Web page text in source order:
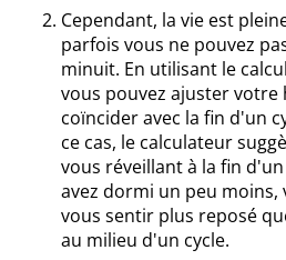
Cependant, la vie est
parfois vous ne pouvez
minuit. En utilisant le
vous pouvez ajuster
coïncider avec la fin d'un
ce cas, le calculateur
vous réveillant à la fin
avez dormi un peu
vous sentir plus reposé
au milieu d'un cycle.